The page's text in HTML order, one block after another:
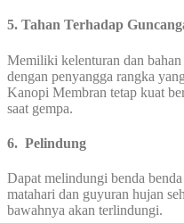
5. Tahan Terhadap
Memiliki kelenturan dan
dengan penyangga rangka
Kanopi Membran tetap kuat
saat gempa.
6. Pelindung
Dapat melindungi benda
matahari dan guyuran hujan
bawahnya akan terlindungi.